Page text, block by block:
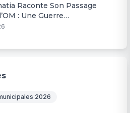
Raconte Son Passage
: Une Guerre
2026